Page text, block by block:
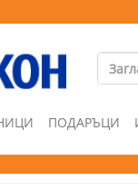
ПОДАРЪЦИ